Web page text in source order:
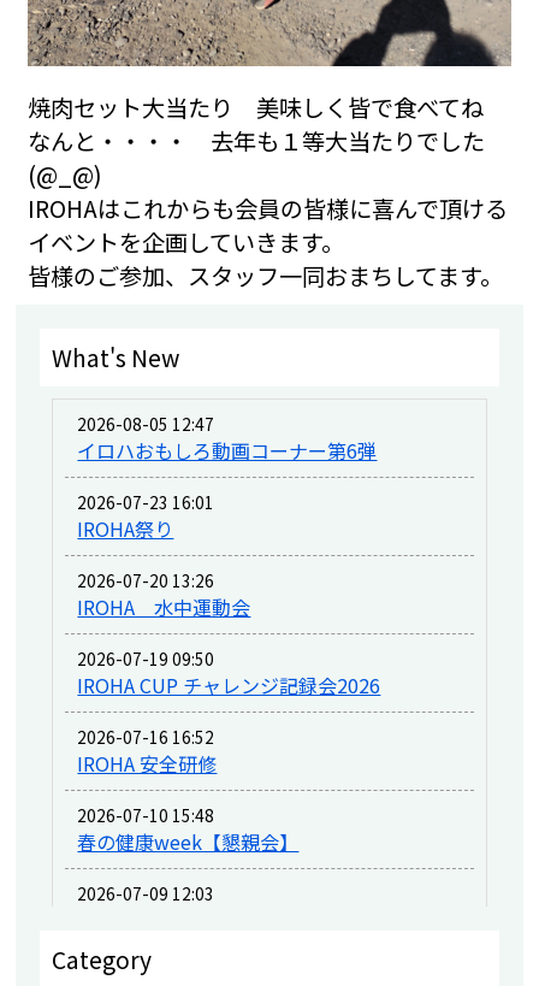
焼肉セット大当たり 美味しく皆で食べてね
なんと・・・・ 去年も１等大当たりでした
(@_@)
IROHAはこれからも会員の皆様に喜んで頂ける
イベントを企画していきます。
皆様のご参加、スタッフ一同おまちしてます。
What's New
2026-08-05 12:47
イロハおもしろ動画コーナー第6弾
2026-07-23 16:01
IROHA祭り
2026-07-20 13:26
IROHA 水中運動会
2026-07-19 09:50
IROHA CUP チャレンジ記録会2026
2026-07-16 16:52
IROHA 安全研修
2026-07-10 15:48
春の健康week【懇親会】
2026-07-09 12:03
2026-06-09 15:37
Category